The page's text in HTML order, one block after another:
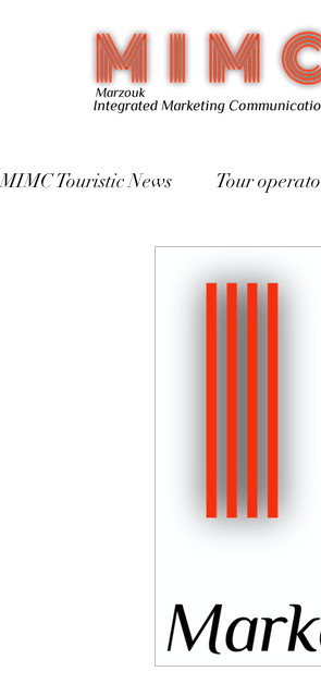
MIMC Touristic News
Destinations مقاصد سياحية